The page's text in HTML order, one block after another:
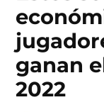
ganan
2022